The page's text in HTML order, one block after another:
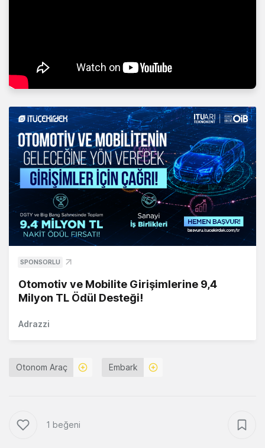
SPONSORLU
Otomotiv ve Mobilite Girişimlerine 9,4
Milyon TL Ödül Desteği!
Adrazzi
Otonom Araç Embark
1 beğeni